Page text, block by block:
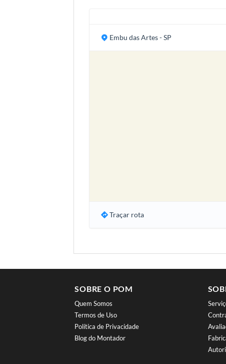
Embu das Artes - SP
Traçar rota
SOBRE O POM
Quem Somos
Termos de Uso
Política de Privacidade
Blog do Montador